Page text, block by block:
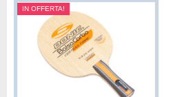
IN OFFERTA!